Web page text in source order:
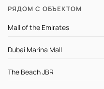
РЯДОМ С ОБЪЕКТОМ
Mall of the Emirates
Dubai Marina Mall
The Beach JBR